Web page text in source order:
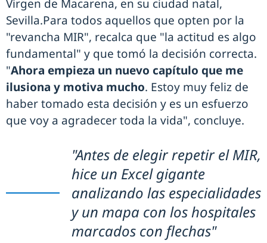
Virgen de Macarena, en su ciudad natal,
Sevilla.Para todos aquellos que opten por la
"revancha MIR", recalca que "la actitud es algo
fundamental" y que tomó la decisión correcta.
"Ahora empieza un nuevo capítulo que me
ilusiona y motiva mucho. Estoy muy feliz de
haber tomado esta decisión y es un esfuerzo
que voy a agradecer toda la vida", concluye.
"Antes de elegir repetir el MIR,
hice un Excel gigante
analizando las especialidades
y un mapa con los hospitales
marcados con flechas"